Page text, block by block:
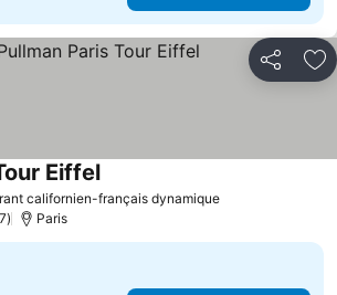
Partager
californien-français dynamique
Eiffel
Paris